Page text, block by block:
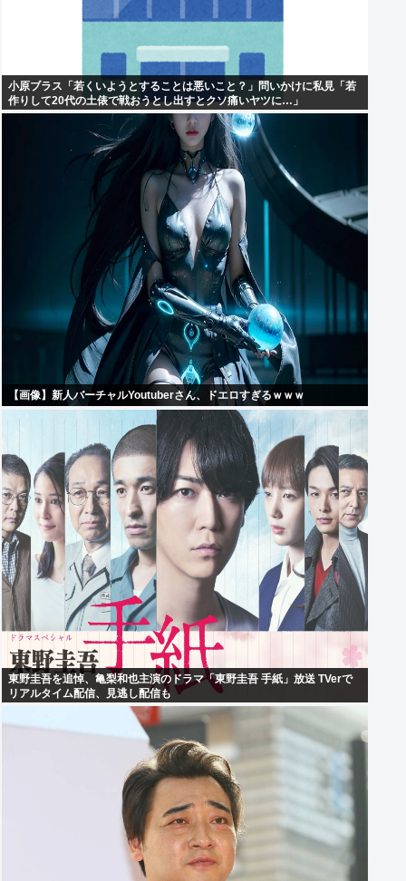
小原ブラス「若くいようとすることは悪いこと？」問いかけに私見「若
作りして20代の土俵で戦おうとし出すとクソ痛いヤツに…」
【画像】新人バーチャルYoutuberさん、ドエロすぎるｗｗｗ
東野圭吾を追悼、亀梨和也主演のドラマ「東野圭吾 手紙」放送 TVerで
リアルタイム配信、見逃し配信も